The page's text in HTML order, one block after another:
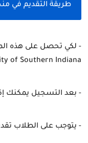
طريقة التقديم في منحة
of Southern Indiana.
- بعد التسجيل يمكنك
- يتوجب على الطلاب